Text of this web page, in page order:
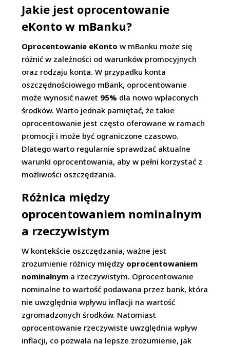
Jakie jest oprocentowanie
eKonto w mBanku?
Oprocentowanie eKonto w mBanku może się
różnić w zależności od warunków promocyjnych
oraz rodzaju konta. W przypadku konta
oszczędnościowego mBank, oprocentowanie
może wynosić nawet 95% dla nowo wpłaconych
środków. Warto jednak pamiętać, że takie
oprocentowanie jest często oferowane w ramach
promocji i może być ograniczone czasowo.
Dlatego warto regularnie sprawdzać aktualne
warunki oprocentowania, aby w pełni korzystać z
możliwości oszczędzania.
Różnica między
oprocentowaniem nominalnym
a rzeczywistym
W kontekście oszczędzania, ważne jest
zrozumienie różnicy między oprocentowaniem
nominalnym a rzeczywistym. Oprocentowanie
nominalne to wartość podawana przez bank, która
nie uwzględnia wpływu inflacji na wartość
zgromadzonych środków. Natomiast
oprocentowanie rzeczywiste uwzględnia wpływ
inflacji, co pozwala na lepsze zrozumienie, jak